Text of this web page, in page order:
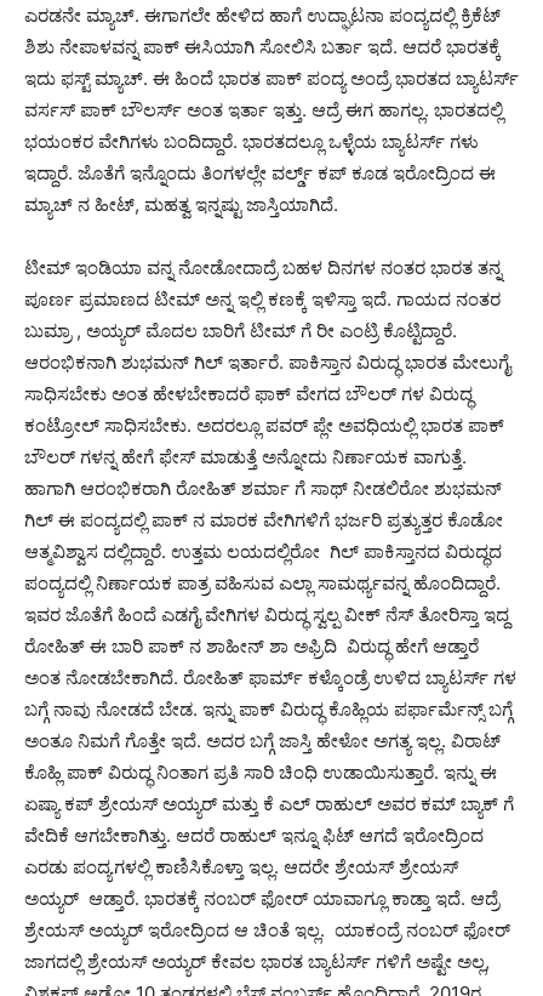
ಎರಡನೇ ಮ್ಯಾಚ್. ಈಗಾಗಲೇ ಹೇಳಿದ ಹಾಗೆ ಉದ್ಘಾಟನಾ ಪಂದ್ಯದಲ್ಲಿ ಕ್ರಿಕೆಟ್
ಶಿಶು ನೇಪಾಳವನ್ನ ಪಾಕ್ ಈಸಿಯಾಗಿ ಸೋಲಿಸಿ ಬರ್ತಾ ಇದೆ. ಆದರೆ ಭಾರತಕ್ಕೆ
ಇದು ಫಸ್ಟ್ ಮ್ಯಾಚ್. ಈ ಹಿಂದೆ ಭಾರತ ಪಾಕ್ ಪಂದ್ಯ ಅಂದ್ರೆ ಭಾರತದ ಬ್ಯಾಟರ್ಸ್
ವರ್ಸಸ್ ಪಾಕ್ ಬೌಲರ್ಸ್ ಅಂತ ಇರ್ತಾ ಇತ್ತು. ಆದ್ರೆ ಈಗ ಹಾಗಲ್ಲ. ಭಾರತದಲ್ಲಿ
ಭಯಂಕರ ವೇಗಿಗಳು ಬಂದಿದ್ದಾರೆ. ಭಾರತದಲ್ಲೂ ಒಳ್ಳೆಯ ಬ್ಯಾಟರ್ಸ್ ಗಳು
ಇದ್ದಾರೆ. ಜೊತೆಗೆ ಇನ್ನೊಂದು ತಿಂಗಳಲ್ಲೇ ವರ್ಲ್ಡ್ ಕಪ್ ಕೂಡ ಇರೋದ್ರಿಂದ ಈ
ಮ್ಯಾಚ್ ನ ಹೀಟ್, ಮಹತ್ವ ಇನ್ನಷ್ಟು ಜಾಸ್ತಿಯಾಗಿದೆ.
ಟೀಮ್ ಇಂಡಿಯಾ ವನ್ನ ನೋಡೋದಾದ್ರೆ ಬಹಳ ದಿನಗಳ ನಂತರ ಭಾರತ ತನ್ನ
ಪೂರ್ಣ ಪ್ರಮಾಣದ ಟೀಮ್ ಅನ್ನ ಇಲ್ಲಿ ಕಣಕ್ಕೆ ಇಳಿಸ್ತಾ ಇದೆ. ಗಾಯದ ನಂತರ
ಬುಮ್ರಾ , ಅಯ್ಯರ್ ಮೊದಲ ಬಾರಿಗೆ ಟೀಮ್ ಗೆ ರೀ ಎಂಟ್ರಿ ಕೊಟ್ಟಿದ್ದಾರೆ.
ಆರಂಭಿಕನಾಗಿ ಶುಭಮನ್ ಗಿಲ್ ಇರ್ತಾರೆ. ಪಾಕಿಸ್ತಾನ ವಿರುದ್ಧ ಭಾರತ ಮೇಲುಗೈ
ಸಾಧಿಸಬೇಕು ಅಂತ ಹೇಳಬೇಕಾದರೆ ಫಾಕ್ ವೇಗದ ಬೌಲರ್ ಗಳ ವಿರುದ್ಧ
ಕಂಟ್ರೋಲ್ ಸಾಧಿಸಬೇಕು. ಅದರಲ್ಲೂ ಪವರ್ ಪ್ಲೇ ಅವಧಿಯಲ್ಲಿ ಭಾರತ ಪಾಕ್
ಬೌಲರ್ ಗಳನ್ನ ಹೇಗೆ ಫೇಸ್ ಮಾಡುತ್ತೆ ಅನ್ನೋದು ನಿರ್ಣಾಯಕ ವಾಗುತ್ತೆ.
ಹಾಗಾಗಿ ಆರಂಭಿಕರಾಗಿ ರೋಹಿತ್ ಶರ್ಮಾ ಗೆ ಸಾಥ್ ನೀಡಲಿರೋ ಶುಭಮನ್
ಗಿಲ್ ಈ ಪಂದ್ಯದಲ್ಲಿ ಪಾಕ್ ನ ಮಾರಕ ವೇಗಿಗಳಿಗೆ ಭರ್ಜರಿ ಪ್ರತ್ಯುತ್ತರ ಕೊಡೋ
ಆತ್ಮವಿಶ್ವಾಸ ದಲ್ಲಿದ್ದಾರೆ. ಉತ್ತಮ ಲಯದಲ್ಲಿರೋ ಗಿಲ್ ಪಾಕಿಸ್ತಾನದ ವಿರುದ್ಧದ
ಪಂದ್ಯದಲ್ಲಿ ನಿರ್ಣಾಯಕ ಪಾತ್ರ ವಹಿಸುವ ಎಲ್ಲಾ ಸಾಮರ್ಥ್ಯವನ್ನ ಹೊಂದಿದ್ದಾರೆ.
ಇವರ ಜೊತೆಗೆ ಹಿಂದೆ ಎಡಗೈ ವೇಗಿಗಳ ವಿರುದ್ಧ ಸ್ವಲ್ಪ ವೀಕ್ ನೆಸ್ ತೋರಿಸ್ತಾ ಇದ್ದ
ರೋಹಿತ್ ಈ ಬಾರಿ ಪಾಕ್ ನ ಶಾಹೀನ್ ಶಾ ಅಫ್ರಿದಿ ವಿರುದ್ಧ ಹೇಗೆ ಆಡ್ತಾರೆ
ಅಂತ ನೋಡಬೇಕಾಗಿದೆ. ರೋಹಿತ್ ಫಾರ್ಮ್ ಕಳ್ಕೊಂಡ್ರೆ ಉಳಿದ ಬ್ಯಾಟರ್ಸ್ ಗಳ
ಬಗ್ಗೆ ನಾವು ನೋಡದೆ ಬೇಡ. ಇನ್ನು ಪಾಕ್ ವಿರುದ್ಧ ಕೊಹ್ಲಿಯ ಪರ್ಫಾರ್ಮೆನ್ಸ್ ಬಗ್ಗೆ
ಅಂತೂ ನಿಮಗೆ ಗೊತ್ತೇ ಇದೆ. ಅದರ ಬಗ್ಗೆ ಜಾಸ್ತಿ ಹೇಳೋ ಅಗತ್ಯ ಇಲ್ಲ. ವಿರಾಟ್
ಕೊಹ್ಲಿ ಪಾಕ್ ವಿರುದ್ಧ ನಿಂತಾಗ ಪ್ರತಿ ಸಾರಿ ಚಿಂಧಿ ಉಡಾಯಿಸುತ್ತಾರೆ. ಇನ್ನು ಈ
ಏಷ್ಯಾ ಕಪ್ ಶ್ರೇಯಸ್ ಅಯ್ಯರ್ ಮತ್ತು ಕೆ ಎಲ್ ರಾಹುಲ್ ಅವರ ಕಮ್ ಬ್ಯಾಕ್ ಗೆ
ವೇದಿಕೆ ಆಗಬೇಕಾಗಿತ್ತು. ಆದರೆ ರಾಹುಲ್ ಇನ್ನೂ ಫಿಟ್ ಆಗದೆ ಇರೋದ್ರಿಂದ
ಎರಡು ಪಂದ್ಯಗಳಲ್ಲಿ ಕಾಣಿಸಿಕೊಳ್ತಾ ಇಲ್ಲ. ಆದರೇ ಶ್ರೇಯಸ್ ಶ್ರೇಯಸ್
ಅಯ್ಯರ್ ಆಡ್ತಾರೆ. ಭಾರತಕ್ಕೆ ನಂಬರ್ ಫೋರ್ ಯಾವಾಗ್ಲೂ ಕಾಡ್ತಾ ಇದೆ. ಆದ್ರೆ
ಶ್ರೇಯಸ್ ಅಯ್ಯರ್ ಇರೋದ್ರಿಂದ ಆ ಚಿಂತೆ ಇಲ್ಲ. ಯಾಕಂದ್ರೆ ನಂಬರ್ ಫೋರ್
ಜಾಗದಲ್ಲಿ ಶ್ರೇಯಸ್ ಅಯ್ಯರ್ ಕೇವಲ ಭಾರತ ಬ್ಯಾಟರ್ಸ್ ಗಳಿಗೆ ಅಷ್ಟೇ ಅಲ್ಲ,